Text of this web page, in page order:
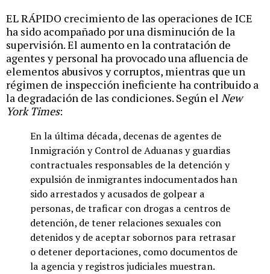
EL RÁPIDO crecimiento de las operaciones de ICE
ha sido acompañado por una disminución de la
supervisión. El aumento en la contratación de
agentes y personal ha provocado una afluencia de
elementos abusivos y corruptos, mientras que un
régimen de inspección ineficiente ha contribuido a
la degradación de las condiciones. Según el New
York Times:
En la última década, decenas de agentes de
Inmigración y Control de Aduanas y guardias
contractuales responsables de la detención y
expulsión de inmigrantes indocumentados han
sido arrestados y acusados de golpear a
personas, de traficar con drogas a centros de
detención, de tener relaciones sexuales con
detenidos y de aceptar sobornos para retrasar
o detener deportaciones, como documentos de
la agencia y registros judiciales muestran.